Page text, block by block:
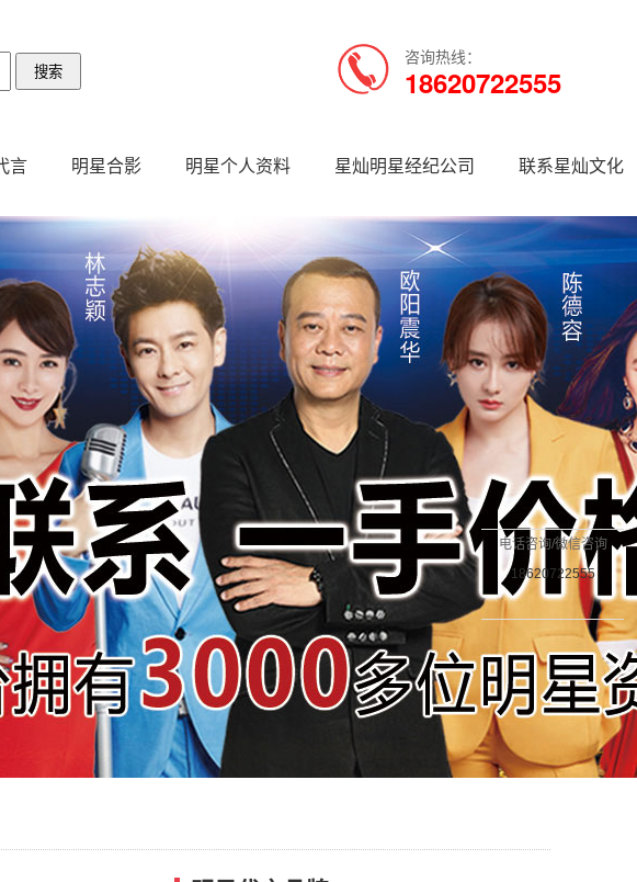
咨询热线：
18620722555
言 明星合影 明星个人资料 星灿明星经纪公司 联系星灿文化
电话咨询/微信咨询
18620722555